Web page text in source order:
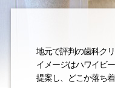
地元で評判の歯科ク
イメージはハワイビ
提案し、どこか落ち